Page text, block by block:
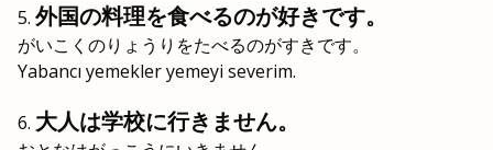
外国の料理を食べるのが好きです。
がいこくのりょうりをたべるのがすきです。
Yabancı yemekler yemeyi severim.
大人は学校に行きません。